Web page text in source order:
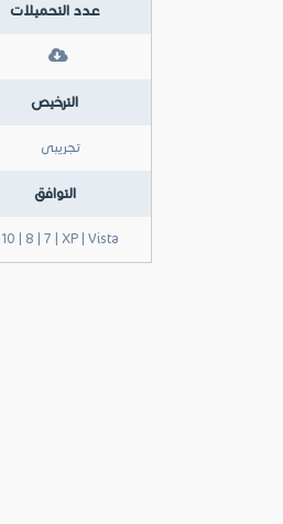
عدد التحميلات
الترخيص
تجريبى
التوافق
10 | 8 | 7 | XP | Vista